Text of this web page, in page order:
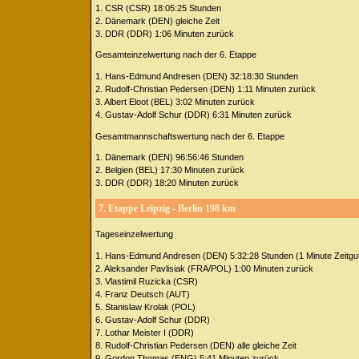
1. CSR (CSR) 18:05:25 Stunden
2. Dänemark (DEN) gleiche Zeit
3. DDR (DDR) 1:06 Minuten zurück
Gesamteinzelwertung nach der 6. Etappe
1. Hans-Edmund Andresen (DEN) 32:18:30 Stunden
2. Rudolf-Christian Pedersen (DEN) 1:11 Minuten zurück
3. Albert Eloot (BEL) 3:02 Minuten zurück
4. Gustav-Adolf Schur (DDR) 6:31 Minuten zurück
Gesamtmannschaftswertung nach der 6. Etappe
1. Dänemark (DEN) 96:56:46 Stunden
2. Belgien (BEL) 17:30 Minuten zurück
3. DDR (DDR) 18:20 Minuten zurück
7. Etappe Leipzig - Berlin 198 km
Tageseinzelwertung
1. Hans-Edmund Andresen (DEN) 5:32:28 Stunden (1 Minute
2. Aleksander Pavlisiak (FRA/POL) 1:00 Minuten zurück
3. Vlastimil Ruzicka (CSR)
4. Franz Deutsch (AUT)
5. Stanislaw Krolak (POL)
6. Gustav-Adolf Schur (DDR)
7. Lothar Meister I (DDR)
8. Rudolf-Christian Pedersen (DEN) alle gleiche Zeit